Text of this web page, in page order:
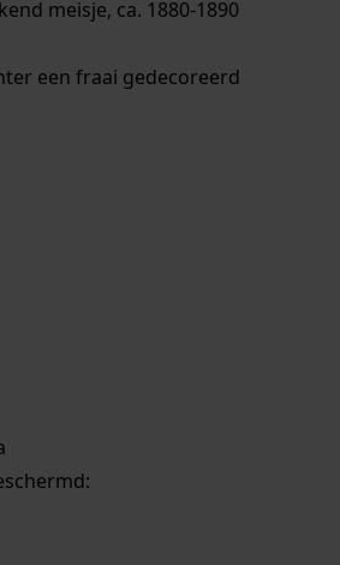
meisje, ca. 1880-1890
een fraai gedecoreerd